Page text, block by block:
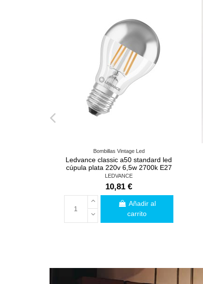
Bombillas Vintage Led
Ledvance classic a50 standard led
cúpula plata 220v 6,5w 2700k E27
LEDVANCE
10,81 €
Añadir al
carrito